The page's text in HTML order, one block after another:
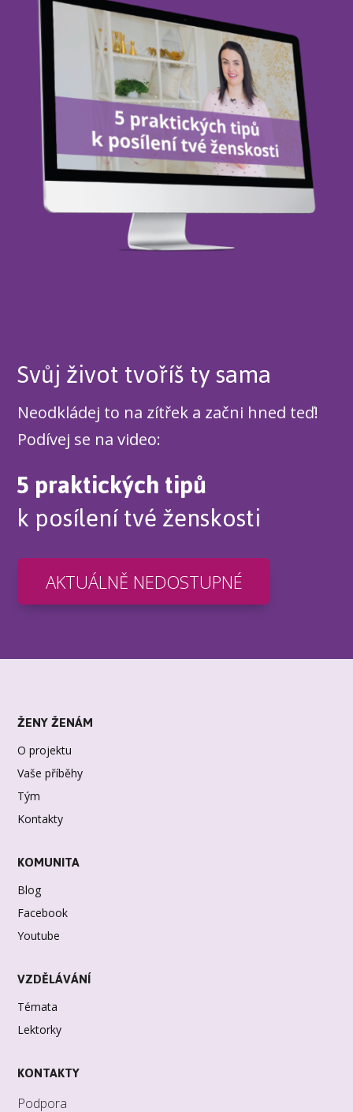
Svůj život tvoříš ty sama
Neodkládej to na zítřek a začni hned teď!
Podívej se na video:
5 praktických tipů
k posílení tvé ženskosti
AKTUÁLNĚ NEDOSTUPNÉ
ŽENY ŽENÁM
O projektu
Vaše příběhy
Tým
Kontakty
KOMUNITA
Blog
Facebook
Youtube
VZDĚLÁVÁNÍ
Témata
Lektorky
KONTAKTY
Podpora